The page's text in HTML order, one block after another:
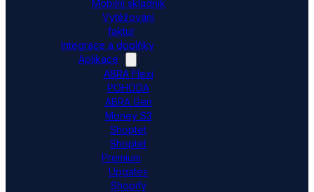
Mobilní skladník
Vytěžování
faktur
Integrace a doplňky
Aplikace
ABRA Flexi
POHODA
ABRA Gen
Money S3
Shoptet
Shoptet
Premium
Upgates
Shopify